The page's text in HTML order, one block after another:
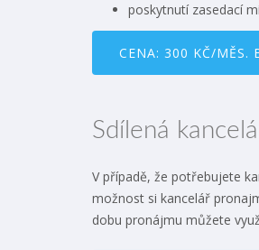
poskytnutí zasedací
CENA: 300 KČ/MĚS.
Sdílená
V případě, že potřebujete
možnost si kancelář
dobu pronájmu můžete